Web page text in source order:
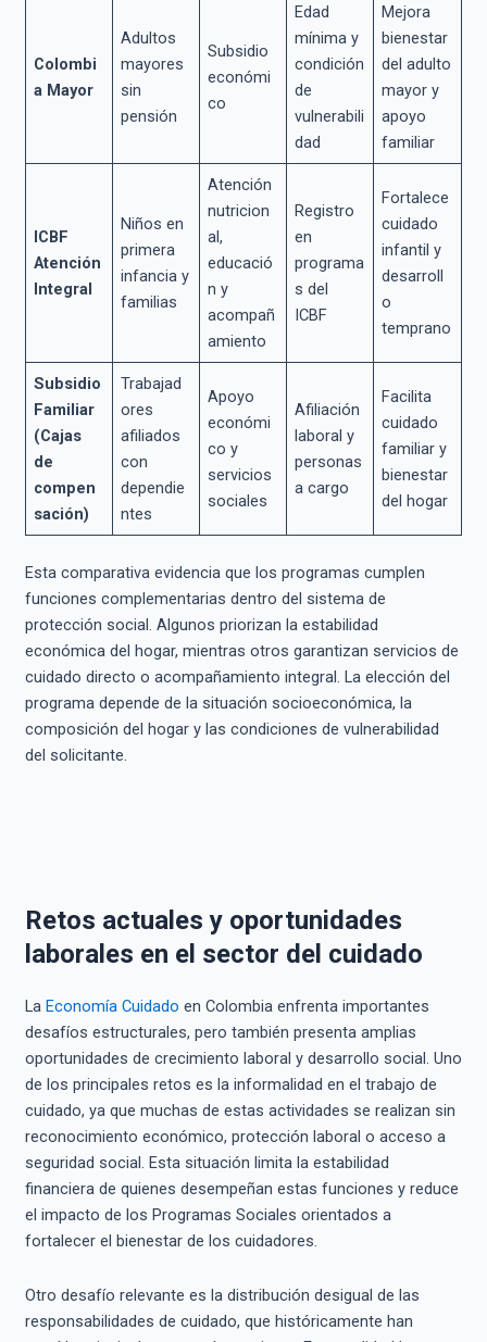
Colombi
a Mayor
Adultos
mayores
sin
pensión
Subsidio
económi
co
Edad
mínima y
condición
de
vulnerabili
dad
Mejora
bienestar
del adulto
mayor y
apoyo
familiar
ICBF
Atención
Integral
Niños en
primera
infancia y
familias
Atención
nutricion
al,
educació
n y
acompañ
amiento
Registro
en
programa
s del
ICBF
Fortalece
cuidado
infantil y
desarroll
o
temprano
Subsidio
Familiar
(Cajas
de
compen
sación)
Trabajad
ores
afiliados
con
dependie
ntes
Apoyo
económi
co y
servicios
sociales
Afiliación
laboral y
personas
a cargo
Facilita
cuidado
familiar y
bienestar
del hogar
Esta comparativa evidencia que los programas cumplen
funciones complementarias dentro del sistema de
protección social. Algunos priorizan la estabilidad
económica del hogar, mientras otros garantizan servicios de
cuidado directo o acompañamiento integral. La elección del
programa depende de la situación socioeconómica, la
composición del hogar y las condiciones de vulnerabilidad
del solicitante.
Retos actuales y oportunidades
laborales en el sector del cuidado
La Economía Cuidado en Colombia enfrenta importantes
desafíos estructurales, pero también presenta amplias
oportunidades de crecimiento laboral y desarrollo social. Uno
de los principales retos es la informalidad en el trabajo de
cuidado, ya que muchas de estas actividades se realizan sin
reconocimiento económico, protección laboral o acceso a
seguridad social. Esta situación limita la estabilidad
financiera de quienes desempeñan estas funciones y reduce
el impacto de los Programas Sociales orientados a
fortalecer el bienestar de los cuidadores.
Otro desafío relevante es la distribución desigual de las
responsabilidades de cuidado, que históricamente han